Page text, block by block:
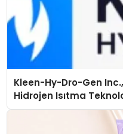
Kleen-Hy-Dro-Gen
Hidrojen Isıtma
Düzenleyici Onaylarını